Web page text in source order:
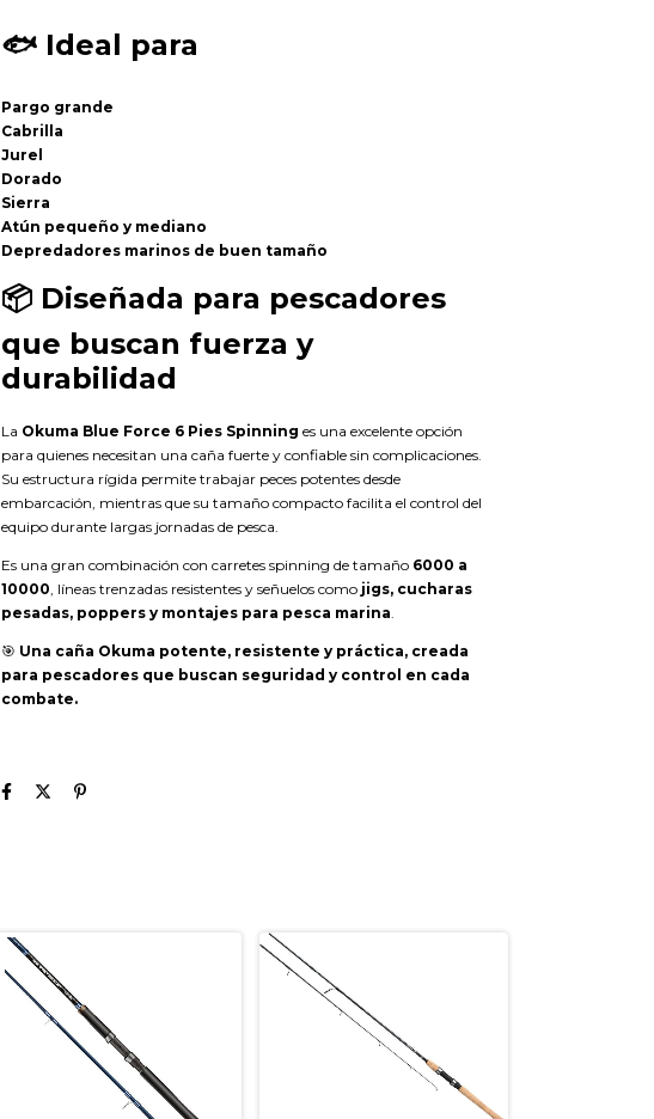
🐟 Ideal para
Pargo grande
Cabrilla
Jurel
Dorado
Sierra
Atún pequeño y mediano
Depredadores marinos de buen tamaño
📦 Diseñada para pescadores
que buscan fuerza y
durabilidad
La Okuma Blue Force 6 Pies Spinning es una excelente opción
para quienes necesitan una caña fuerte y confiable sin complicaciones.
Su estructura rígida permite trabajar peces potentes desde
embarcación, mientras que su tamaño compacto facilita el control del
equipo durante largas jornadas de pesca.
Es una gran combinación con carretes spinning de tamaño 6000 a
10000, líneas trenzadas resistentes y señuelos como jigs, cucharas
pesadas, poppers y montajes para pesca marina.
🎯 Una caña Okuma potente, resistente y práctica, creada
para pescadores que buscan seguridad y control en cada
combate.